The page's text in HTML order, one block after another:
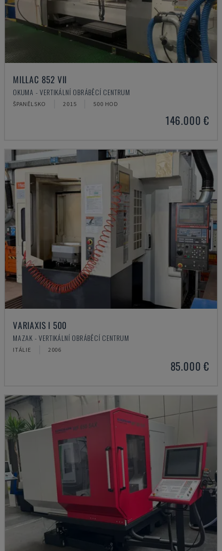
MILLAC 852 VII
OKUMA - VERTIKÁLNÍ OBRÁBĚCÍ CENTRUM
ŠPANĚLSKO 2015 500 HOD
146.000 €
VARIAXIS I 500
MAZAK - VERTIKÁLNÍ OBRÁBĚCÍ CENTRUM
ITÁLIE 2006
85.000 €